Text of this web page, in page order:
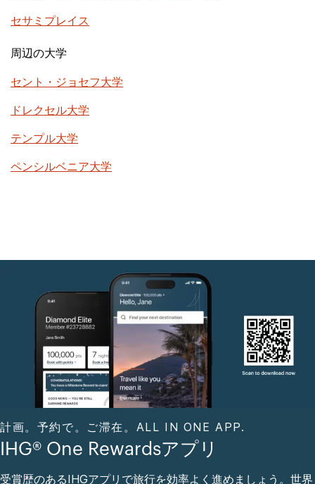
セサミプレイス
周辺の大学
セント・ジョセフ大学
ドレクセル大学
テンプル大学
ペンシルベニア大学
計画。予約で。ご滞在。ALL IN ONE APP.
IHG® One Rewardsアプリ
受賞歴のあるIHGアプリで旅行を効率よく進めましょう。世界